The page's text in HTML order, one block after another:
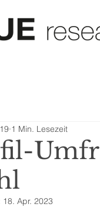
1 Min. Lesezeit
18. Apr. 2023